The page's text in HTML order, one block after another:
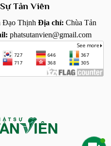
Tản Viên
Đạo Thịnh Địa chỉ: Chùa Tản
phatsutanvien@gmail.com